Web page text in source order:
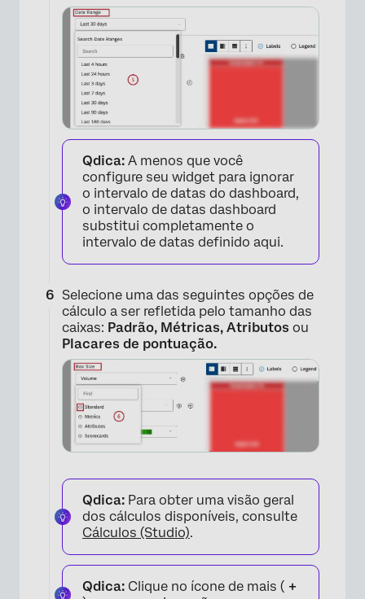
×
×
Qdica: A menos que você
configure seu widget para ignorar
o intervalo de datas do dashboard,
o intervalo de datas dashboard
substitui completamente o
intervalo de datas definido aqui.
Selecione uma das seguintes opções de
cálculo a ser refletida pelo tamanho das
caixas: Padrão, Métricas, Atributos ou
Placares de pontuação.
Qdica: Para obter uma visão geral
dos cálculos disponíveis, consulte
Cálculos (Studio).
Qdica: Clique no ícone de mais ( +